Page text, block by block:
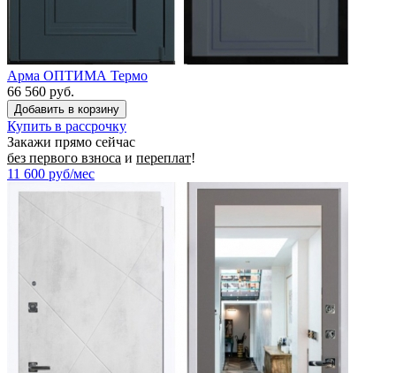
Арма ОПТИМА Термо
66 560 руб.
Купить в рассрочку
Закажи прямо сейчас
без первого взноса и переплат!
11 600 руб/мес